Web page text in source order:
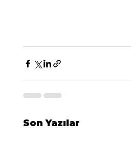
Son Yazılar